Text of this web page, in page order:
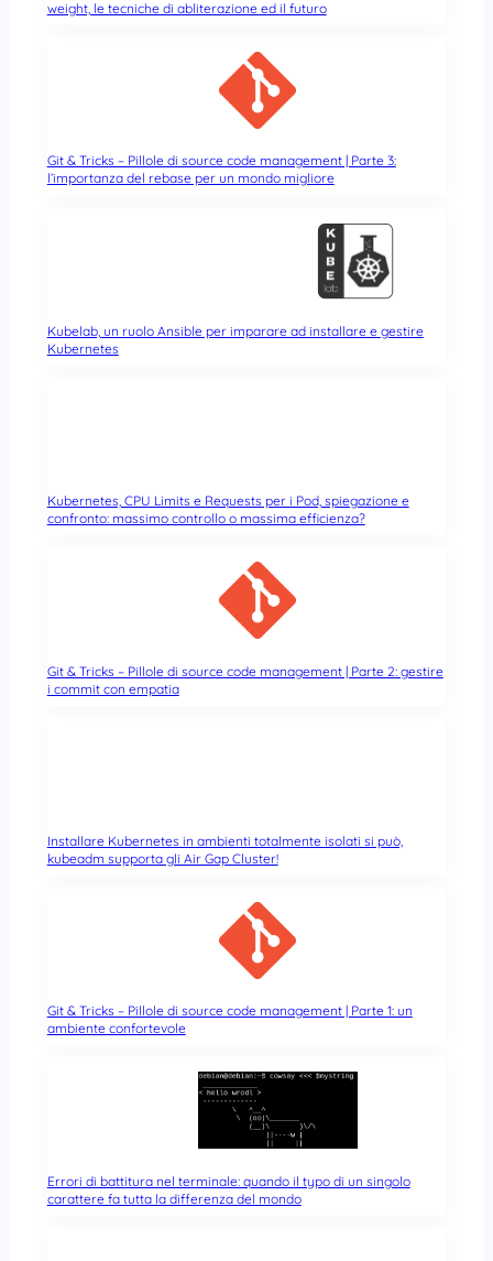
weight, le tecniche di abliterazione ed il futuro
Git & Tricks – Pillole di source code management | Parte 3:
l’importanza del rebase per un mondo migliore
Kubelab, un ruolo Ansible per imparare ad installare e gestire
Kubernetes
Kubernetes, CPU Limits e Requests per i Pod, spiegazione e
confronto: massimo controllo o massima efficienza?
Git & Tricks – Pillole di source code management | Parte 2: gestire
i commit con empatia
Installare Kubernetes in ambienti totalmente isolati si può,
kubeadm supporta gli Air Gap Cluster!
Git & Tricks – Pillole di source code management | Parte 1: un
ambiente confortevole
Errori di battitura nel terminale: quando il typo di un singolo
carattere fa tutta la differenza del mondo